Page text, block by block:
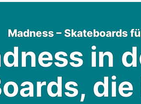
Madness – Skateboards
in